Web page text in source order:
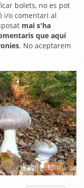
bolets, no es pot
i/o comentari al
mai s'ha
que aquí
. No aceptarem